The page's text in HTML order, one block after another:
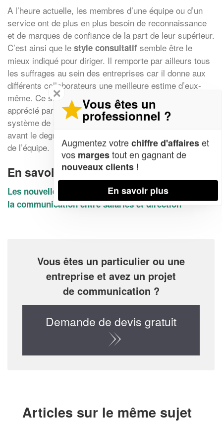
A l’heure actuelle, les membres d’une équipe ou d’un
service ont de plus en plus besoin de reconnaissance
et de marques de confiance de la part de leur supérieur.
C’est ainsi que le style consultatif semble être le
mieux indiqué pour diriger. Il remporte par ailleurs tous
les suffrages au sein des entreprises car il donne aux
différents collaborateurs une meilleure estime d’eux-
même. Ce style de management est d’autant plus
apprécié par les employés s’il est associé à un
système de récompense-sanction qui va mettre en
avant le degré des efforts fournis par chaque membre
de l’équipe.
En savoir plus :
Les nouvelles méthodes managériales pour amliorer
la communication entre salariés et direction
Vous êtes un particulier ou une
entreprise et avez un projet
de communication ?
Demande de devis gratuit
Articles sur le même sujet
✕
Vous êtes un
professionnel ?
Augmentez votrechiffre d'affaireset
vos margestout en gagnant de
nouveaux clients !
En savoir plus